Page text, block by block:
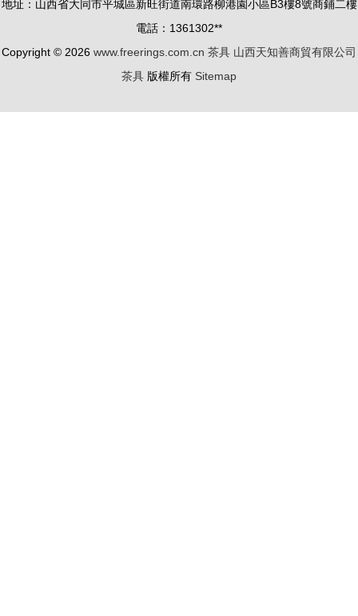
鳴
臺定制新選
擇
地址：山西省大同市平城區新旺街道南環路柳港園小區B3樓8號商鋪二樓
電話：1361302**
Copyright © 2026 www.freerings.com.cn 茶具 山西天知善商貿有限公司
茶具 版權所有 Sitemap